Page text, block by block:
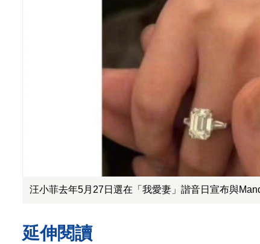
汪小菲去年5月27日選在「我愛妻」諧音日宣布與
延伸閱讀